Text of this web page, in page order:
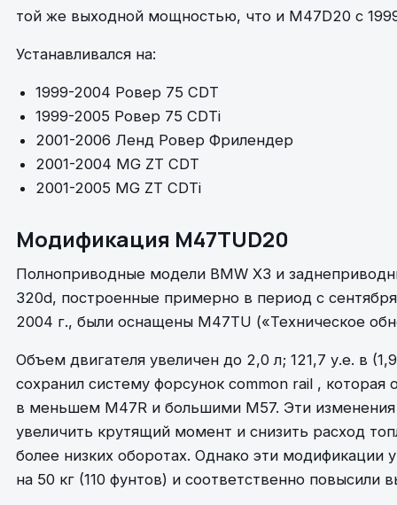
той же выходной мощностью, что и M47D20 с
Устанавливался на:
1999-2004 Ровер 75 CDT
1999-2005 Ровер 75 CDTi
2001-2006 Ленд Ровер Фрилендер
2001-2004 MG ZT CDT
2001-2005 MG ZT CDTi
Модификация M47TUD20
Полноприводные модели BMW X3 и
320d, построенные примерно в период с
2004 г., были оснащены M47TU («Техническое
Объем двигателя увеличен до 2,0 л; 121,7 у.е. в
сохранил систему форсунок common rail , которая
в меньшем M47R и большими M57. Эти изменения
увеличить крутящий момент и снизить расход
более низких оборотах. Однако эти модификации
на 50 кг (110 фунтов) и соответственно повысили